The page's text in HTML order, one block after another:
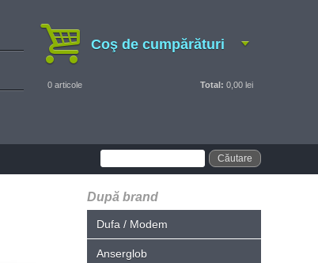
Coş de cumpărături
0 articole Total: 0,00 lei
După brand
Dufa / Modem
Anserglob